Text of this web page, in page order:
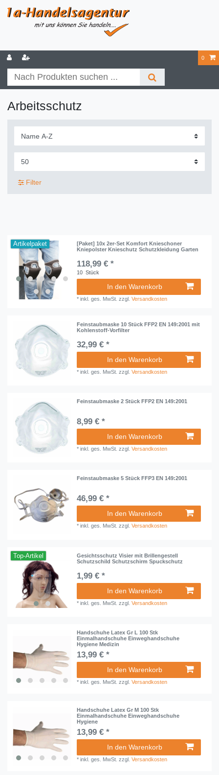
0
Arbeitsschutz
Filter
Artikelpaket
[Paket] 10x 2er-Set Komfort Knieschoner
Kniepolster Knieschutz Schutzkleidung Garten
118,99 € *
10 Stück
In den Warenkorb
*inkl. ges. MwSt. zzgl.Versandkosten
Feinstaubmaske 10 Stück FFP2 EN 149:2001 mit
Kohlenstoff-Vorfilter
32,99 € *
In den Warenkorb
*inkl. ges. MwSt. zzgl.Versandkosten
Feinstaubmaske 2 Stück FFP2 EN 149:2001
8,99 € *
In den Warenkorb
*inkl. ges. MwSt. zzgl.Versandkosten
Feinstaubmaske 5 Stück FFP3 EN 149:2001
46,99 € *
In den Warenkorb
*inkl. ges. MwSt. zzgl.Versandkosten
Top-Artikel
Gesichtsschutz Visier mit Brillengestell
Schutzschild Schutzschirm Spuckschutz
1,99 € *
In den Warenkorb
*inkl. ges. MwSt. zzgl.Versandkosten
Handschuhe Latex Gr L 100 Stk
Einmalhandschuhe Einweghandschuhe
Hygiene Medizin
13,99 € *
In den Warenkorb
*inkl. ges. MwSt. zzgl.Versandkosten
Handschuhe Latex Gr M 100 Stk
Einmalhandschuhe Einweghandschuhe
Hygiene
13,99 € *
In den Warenkorb
*inkl. ges. MwSt. zzgl.Versandkosten